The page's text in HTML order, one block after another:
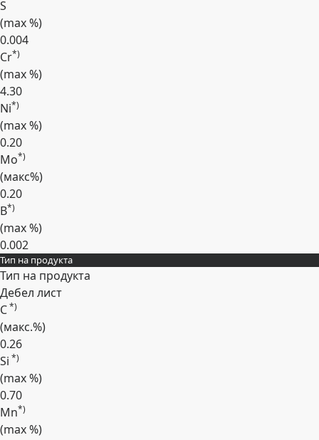
S
(max%)
0.004
Cr*)
(max%)
4.30
Ni*)
(max%)
0.20
Mo*)
(макс%)
0.20
B*)
(max%)
0.002
Expand
Тип на продукта
Тип на продукта
Дебел лист
C*)
(макс.%)
0.26
Si *)
(max%)
0.70
Mn*)
(max%)